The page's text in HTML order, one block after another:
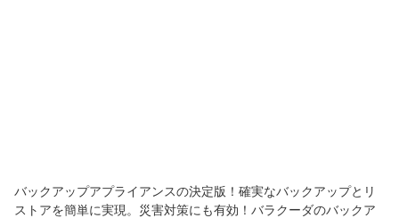
バックアップアプライアンスの決定版！確実なバックアップとリ
ストアを簡単に実現。災害対策にも有効！バラクーダのバックア